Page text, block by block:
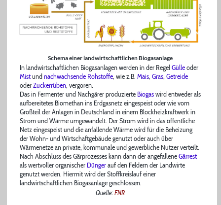
Schema einer landwirtschaftlichen Biogasanlage
In landwirtschaftlichen Biogasanlagen werden in der Regel Gülle oder
Mist und nachwachsende Rohstoffe, wie z.B. Mais, Gras, Getreide
oder Zuckerrüben, vergoren.
Das in Fermenter und Nachgärer produzierte Biogas wird entweder als
aufbereitetes Biomethan ins Erdgasnetz eingespeist oder wie vom
Großteil der Anlagen in Deutschland in einem Blockheizkraftwerk in
Strom und Wärme umgewandelt. Der Strom wird in das öffentliche
Netz eingespeist und die anfallende Wärme wird für die Beheizung
der Wohn- und Wirtschaftgebäude genutzt oder auch über
Wärmenetze an private, kommunale und gewerbliche Nutzer verteilt.
Nach Abschluss des Gärprozesses kann dann der angefallene Gärrest
als wertvoller organischer Dünger auf den Feldern der Landwirte
genutzt werden. Hiermit wird der Stoffkreislauf einer
landwirtschaftlichen Biogasanlage geschlossen.
Quelle:FNR